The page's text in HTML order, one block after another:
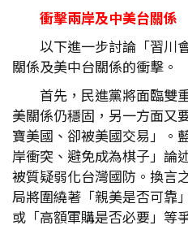
衝擊兩岸及中美台關係
以下進一步討論「習川
關係及美中台關係的衝擊。
首先，民進黨將面臨雙
美關係仍穩固，另一方面又
寶美國、卻被美國交易」。
岸衝突、避免成為棋子」論
被質疑弱化台灣國防。換言
局將圍繞著「親美是否可靠
或「高額軍購是否必要」等